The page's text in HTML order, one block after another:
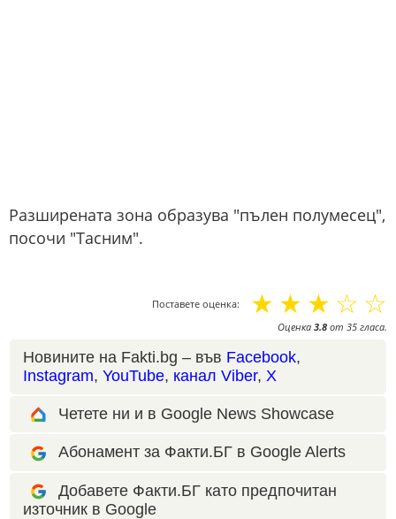
Разширената зона образува "пълен полумесец",
посочи "Тасним".
Поставете оценка: ☆
☆
☆
☆
☆
Оценка 3.8 от 35 гласа.
Новините на Fakti.bg – във Facebook,
Instagram, YouTube, канал Viber, X
Четете ни и в Google News Showcase
Абонамент за Факти.БГ в Google Alerts
Добавете Факти.БГ като предпочитан
източник в Google